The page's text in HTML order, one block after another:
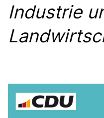
MITGLIEDER
Industrie